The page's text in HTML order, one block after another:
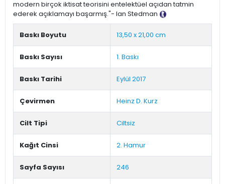
modern birçok iktisat teorisini entelektüel açıdan tatmin
ederek açıklamayı başarmış."- Ian Stedman
Baskı Boyutu 13,50 x 21,00 cm
Baskı Sayısı 1. Baskı
Baskı Tarihi Eylül 2017
Çevirmen Heinz D. Kurz
Cilt Tipi Ciltsiz
Kağıt Cinsi 2. Hamur
Sayfa Sayısı 246